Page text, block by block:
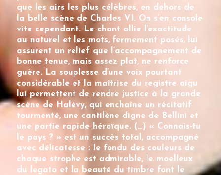
que les airs les plus célèbres, en dehors de
la belle scène de Charles VI. On s’en console
vite cependant. Le chant allie l’exactitude
au naturel et les mots, fermement posés, lui
assurent un relief que l’accompagnement de
bonne tenue, mais assez plat, ne renforce
guère. La souplesse d’une voix pourtant
considérable et la maîtrise du registre aigu
lui permettent de rendre justice à la grande
scène de Halévy, qui enchaîne un récitatif
tourmenté, une cantilène digne de Bellini et
une partie rapide héroïque. (…) « Connais-tu
le pays ? » est un succès total, accompagné
avec délicatesse : le fondu des couleurs de
chaque strophe est admirable, le moelleux
du legato et la beauté du timbre font le